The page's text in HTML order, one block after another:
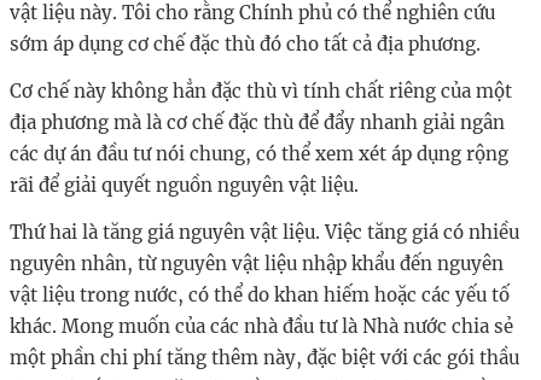
vật liệu này. Tôi cho rằng Chính phủ có thể nghiên cứu
sớm áp dụng cơ chế đặc thù đó cho tất cả địa phương.
Cơ chế này không hẳn đặc thù vì tính chất riêng của một
địa phương mà là cơ chế đặc thù để đẩy nhanh giải ngân
các dự án đầu tư nói chung, có thể xem xét áp dụng rộng
rãi để giải quyết nguồn nguyên vật liệu.
Thứ hai là tăng giá nguyên vật liệu. Việc tăng giá có nhiều
nguyên nhân, từ nguyên vật liệu nhập khẩu đến nguyên
vật liệu trong nước, có thể do khan hiếm hoặc các yếu tố
khác. Mong muốn của các nhà đầu tư là Nhà nước chia sẻ
một phần chi phí tăng thêm này, đặc biệt với các gói thầu